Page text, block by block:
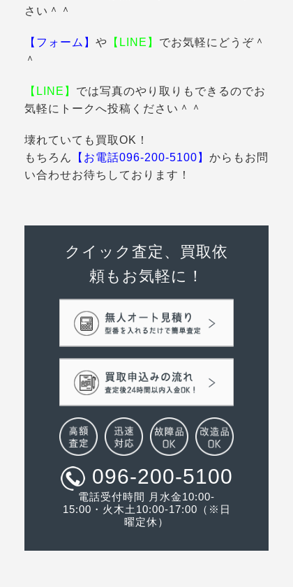
さい＾＾
【フォーム】 や 【LINE】 でお気軽にどうぞ＾
＾
【LINE】 では写真のやり取りもできるのでお
気軽にトークへ投稿ください＾＾
壊れていても買取OK！
もちろん
【お電話096-200-5100】 からもお問
い合わせお待ちしております！
クイック査定、買取依
頼もお気軽に！
096-200-5100
電話受付時間 月水金10:00-
15:00・火木土10:00-17:00（※日
曜定休）